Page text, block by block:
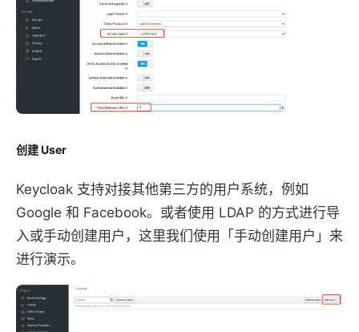
创建 User
Keycloak 支持对接其他第三方的用户系统，例如
Google 和 Facebook。或者使用 LDAP 的方式进行导
入或手动创建用户，这里我们使用「手动创建用户」来
进行演示。